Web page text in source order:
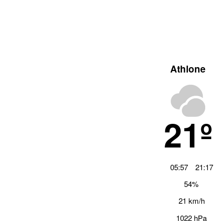
Athlone
21º
05:57
21:17
54%
21 km/h
1022 hPa